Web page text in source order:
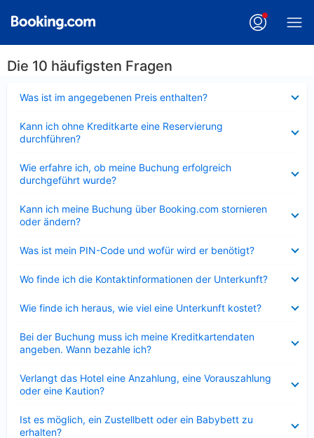
Die 10 häufigsten Fragen
Was ist im angegebenen Preis enthalten?
Kann ich ohne Kreditkarte eine Reservierung
durchführen?
Wie erfahre ich, ob meine Buchung erfolgreich
durchgeführt wurde?
Kann ich meine Buchung über Booking.com stornieren
oder ändern?
Was ist mein PIN-Code und wofür wird er benötigt?
Wo finde ich die Kontaktinformationen der Unterkunft?
Wie finde ich heraus, wie viel eine Unterkunft kostet?
Bei der Buchung muss ich meine Kreditkartendaten
angeben. Wann bezahle ich?
Verlangt das Hotel eine Anzahlung, eine Vorauszahlung
oder eine Kaution?
Ist es möglich, ein Zustellbett oder ein Babybett zu
erhalten?